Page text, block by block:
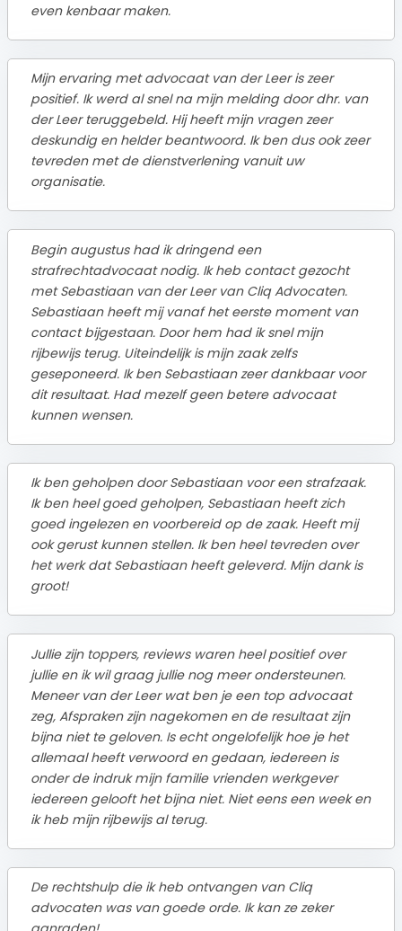
even kenbaar maken.
Mijn ervaring met advocaat van der Leer is zeer
positief. Ik werd al snel na mijn melding door dhr. van
der Leer teruggebeld. Hij heeft mijn vragen zeer
deskundig en helder beantwoord. Ik ben dus ook zeer
tevreden met de dienstverlening vanuit uw
organisatie.
Begin augustus had ik dringend een
strafrechtadvocaat nodig. Ik heb contact gezocht
met Sebastiaan van der Leer van Cliq Advocaten.
Sebastiaan heeft mij vanaf het eerste moment van
contact bijgestaan. Door hem had ik snel mijn
rijbewijs terug. Uiteindelijk is mijn zaak zelfs
geseponeerd. Ik ben Sebastiaan zeer dankbaar voor
dit resultaat. Had mezelf geen betere advocaat
kunnen wensen.
Ik ben geholpen door Sebastiaan voor een strafzaak.
Ik ben heel goed geholpen, Sebastiaan heeft zich
goed ingelezen en voorbereid op de zaak. Heeft mij
ook gerust kunnen stellen. Ik ben heel tevreden over
het werk dat Sebastiaan heeft geleverd. Mijn dank is
groot!
Jullie zijn toppers, reviews waren heel positief over
jullie en ik wil graag jullie nog meer ondersteunen.
Meneer van der Leer wat ben je een top advocaat
zeg, Afspraken zijn nagekomen en de resultaat zijn
bijna niet te geloven. Is echt ongelofelijk hoe je het
allemaal heeft verwoord en gedaan, iedereen is
onder de indruk mijn familie vrienden werkgever
iedereen gelooft het bijna niet. Niet eens een week en
ik heb mijn rijbewijs al terug.
De rechtshulp die ik heb ontvangen van Cliq
advocaten was van goede orde. Ik kan ze zeker